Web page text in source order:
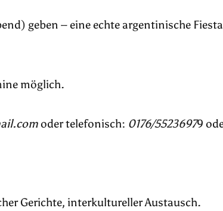
geben – eine echte argentinische
möglich.
oder telefonisch: 0176/55236979
Gerichte, interkultureller Austausch.